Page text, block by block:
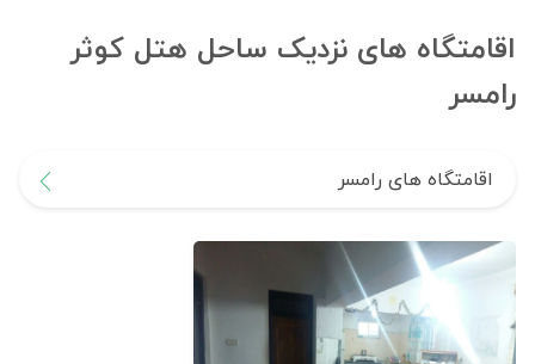
اقامتگاه های نزدیک ساحل هتل کوثر
رامسر
اقامتگاه های رامسر